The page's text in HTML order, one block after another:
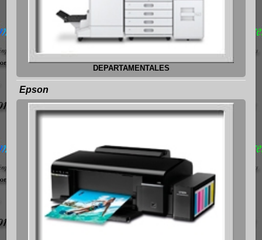
DEPARTAMENTALES
Epson